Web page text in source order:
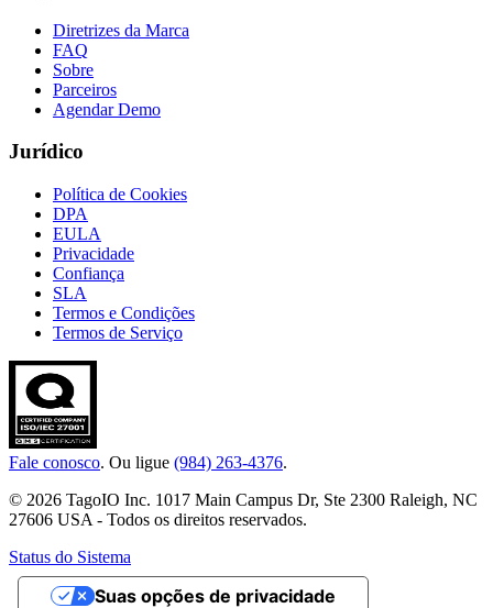
Diretrizes da Marca
FAQ
Sobre
Parceiros
Agendar Demo
Jurídico
Política de Cookies
DPA
EULA
Privacidade
Confiança
SLA
Termos e Condições
Termos de Serviço
Fale conosco. Ou ligue (984) 263-4376.
© 2026 TagoIO Inc. 1017 Main Campus Dr, Ste 2300 Raleigh, NC
27606 USA - Todos os direitos reservados.
Status do Sistema
Suas opções de privacidade